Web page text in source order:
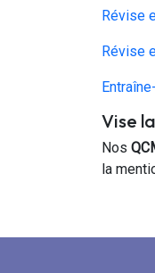
Révise
Révise
Vise
Nos
la